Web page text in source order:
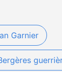
Garnier